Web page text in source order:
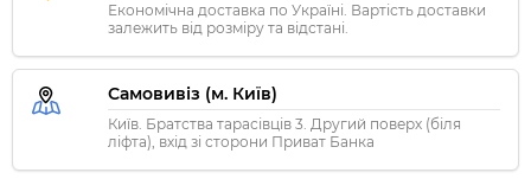
Економічна доставка по Україні. Вартість доставки
залежить від розміру та відстані.
Самовивіз (м. Київ)
Київ. Братства тарасівців 3. Другий поверх (біля
ліфта), вхід зі сторони Приват Банка